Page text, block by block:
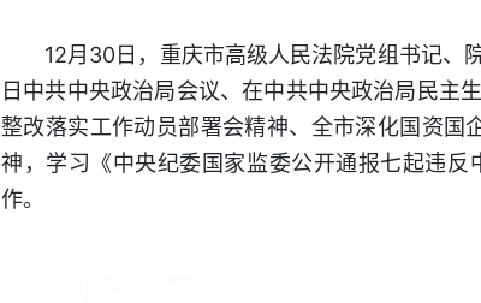
12月30日，重庆市高级人民法院党组书记
日中共中央政治局会议、在中共中央政治局民主
整改落实工作动员部署会精神、全市深化国资
神，学习《中央纪委国家监委公开通报七起违
作。